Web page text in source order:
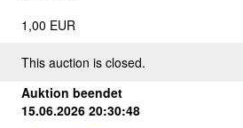
1,00 EUR
This auction is closed.
Auktion beendet
15.06.2026 20:30:48